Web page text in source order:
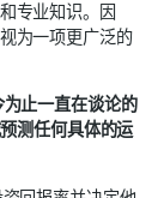
专业知识。因
为一项更广泛的
止一直在谈论的
测任何具体的运